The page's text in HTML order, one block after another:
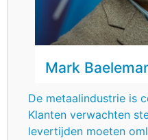
Mark
De metaalindustrie is
Klanten verwachten
levertijden moeten